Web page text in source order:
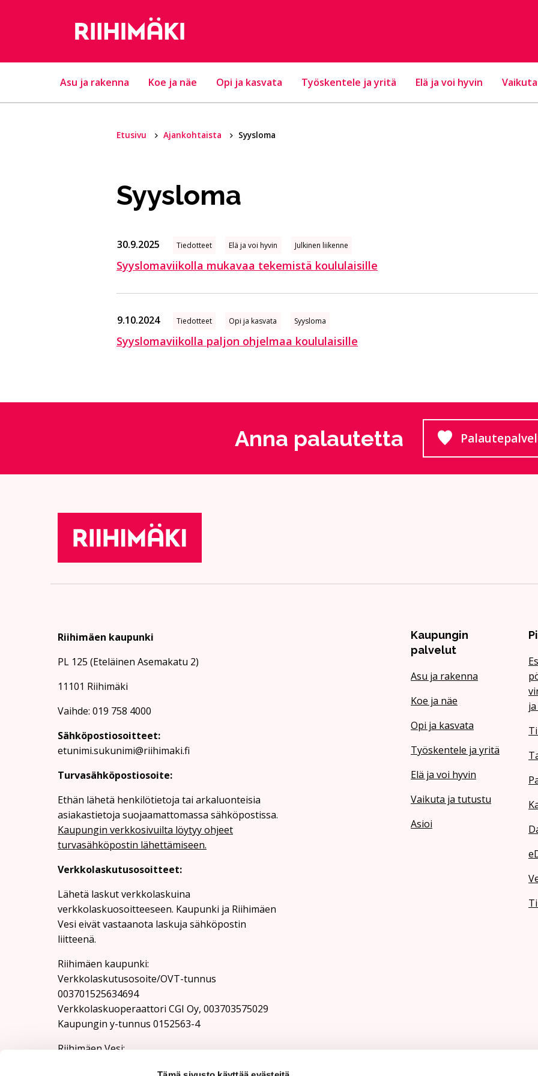
Asu ja rakenna Koe ja näe Opi ja kasvata Työskentele ja yritä Elä ja voi hyvin
Etusivu Ajankohtaista Syysloma
Syysloma
30.9.2025 Tiedotteet Elä ja voi hyvin Julkinen liikenne
Syyslomaviikolla mukavaa tekemistä koululaisille
9.10.2024 Tiedotteet Opi ja kasvata Syysloma
Syyslomaviikolla paljon ohjelmaa koululaisille
Anna palautetta Siirtyy
Riihimäen kaupunki
PL 125 (Eteläinen Asemakatu 2)
11101 Riihimäki
Vaihde: 019 758 4000
Sähköpostiosoitteet:
etunimi.sukunimi@riihimaki.fi
Turvasähköpostiosoite:
Ethän lähetä henkilötietoja tai arkaluonteisia
asiakastietoja suojaamattomassa sähköpostissa.
Kaupungin verkkosivuilta löytyy ohjeet
turvasähköpostin lähettämiseen.
Verkkolaskutusosoitteet:
Lähetä laskut verkkolaskuina
verkkolaskuosoitteeseen. Kaupunki ja Riihimäen
Vesi eivät vastaanota laskuja sähköpostin
liitteenä.
Riihimäen kaupunki:
Verkkolaskutusosoite/OVT-tunnus
003701525634694
Verkkolaskuoperaattori CGI Oy, 003703575029
Kaupungin y-tunnus 0152563-4
Rii­hi­mäen Vesi:
Kaupungin
palvelut
Asu ja rakenna
Koe ja näe
Opi ja kasvata
Työskentele ja yritä
Elä ja voi hyvin
Vaikuta ja tutustu
Asioi